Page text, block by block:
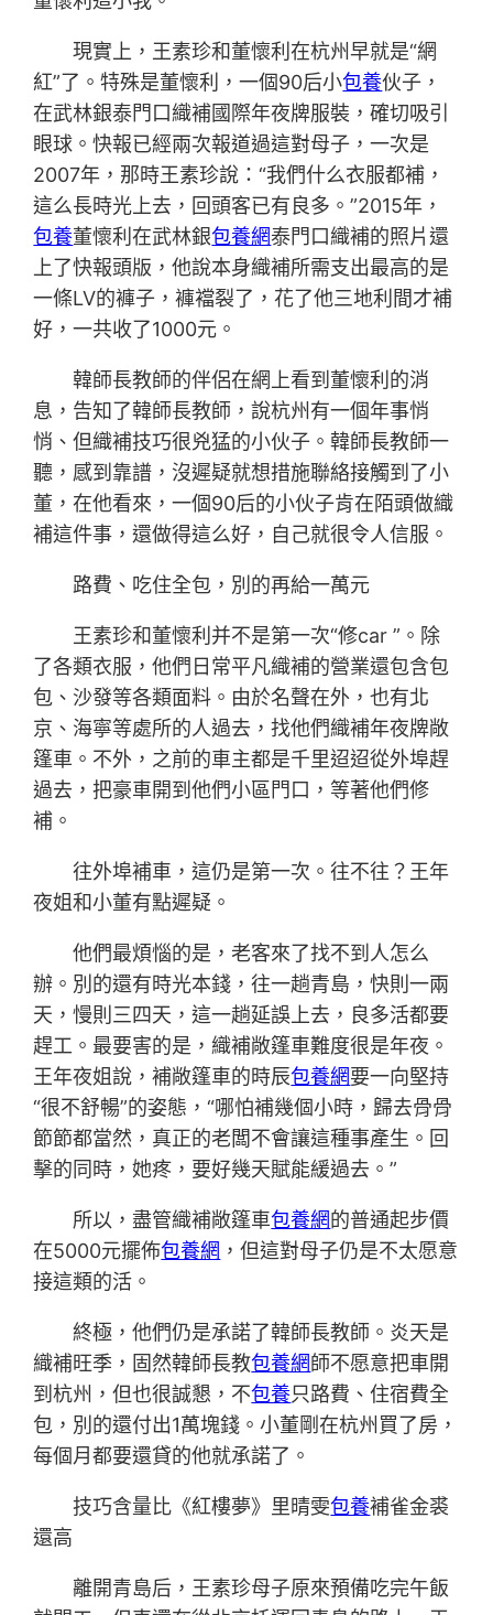
現實上，王素珍和董懷利在杭州早就是“網
紅”了。特殊是董懷利，一個90后小包養伙子，
在武林銀泰門口織補國際年夜牌服裝，確切吸引
眼球。快報已經兩次報道過這對母子，一次是
2007年，那時王素珍說：“我們什么衣服都補，
這么長時光上去，回頭客已有良多。”2015年，
包養董懷利在武林銀包養網泰門口織補的照片還
上了快報頭版，他說本身織補所需支出最高的是
一條LV的褲子，褲襠裂了，花了他三地利間才補
好，一共收了1000元。
韓師長教師的伴侶在網上看到董懷利的消
息，告知了韓師長教師，說杭州有一個年事悄
悄、但織補技巧很兇猛的小伙子。韓師長教師一
聽，感到靠譜，沒遲疑就想措施聯絡接觸到了小
董，在他看來，一個90后的小伙子肯在陌頭做織
補這件事，還做得這么好，自己就很令人信服。
路費、吃住全包，別的再給一萬元
王素珍和董懷利并不是第一次“修car ”。除
了各類衣服，他們日常平凡織補的營業還包含包
包、沙發等各類面料。由於名聲在外，也有北
京、海寧等處所的人過去，找他們織補年夜牌敞
篷車。不外，之前的車主都是千里迢迢從外埠趕
過去，把豪車開到他們小區門口，等著他們修
補。
往外埠補車，這仍是第一次。往不往？王年
夜姐和小董有點遲疑。
他們最煩惱的是，老客來了找不到人怎么
辦。別的還有時光本錢，往一趟青島，快則一兩
天，慢則三四天，這一趟延誤上去，良多活都要
趕工。最要害的是，織補敞篷車難度很是年夜。
王年夜姐說，補敞篷車的時辰包養網要一向堅持
“很不舒暢”的姿態，“哪怕補幾個小時，歸去骨骨
節節都當然，真正的老闆不會讓這種事產生。回
擊的同時，她疼，要好幾天賦能緩過去。”
所以，盡管織補敞篷車包養網的普通起步價
在5000元擺佈包養網 ，但這對母子仍是不太愿意
接這類的活。
終極，他們仍是承諾了韓師長教師。炎天是
織補旺季，固然韓師長教包養網師不愿意把車開
到杭州，但也很誠懇，不包養只路費、住宿費全
包，別的還付出1萬塊錢。小董剛在杭州買了房，
每個月都要還貸的他就承諾了。
技巧含量比《紅樓夢》里晴雯包養補雀金裘
還高
離開青島后，王素珍母子原來預備吃完午飯